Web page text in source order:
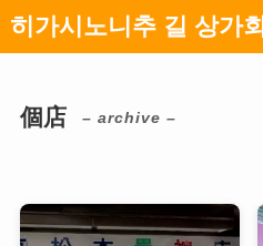
히가시노니추 길 상가회
個店 – archive –